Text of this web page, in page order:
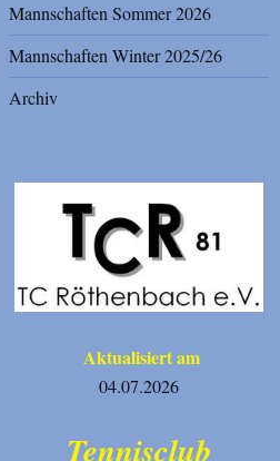
Mannschaften Sommer 2026
Mannschaften Winter 2025/26
Archiv
Aktualisiert am
04.07.2026
Tennisclub